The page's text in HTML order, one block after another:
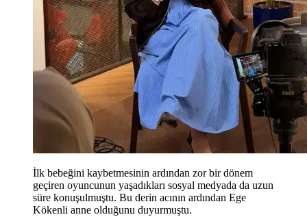
İlk bebeğini kaybetmesinin ardından zor bir dönem
geçiren oyuncunun yaşadıkları sosyal medyada da uzun
süre konuşulmuştu. Bu derin acının ardından Ege
Kökenli anne olduğunu duyurmuştu.